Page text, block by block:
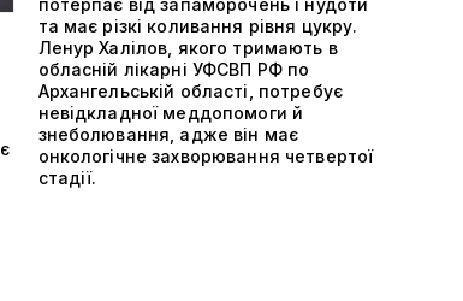
та має різкі коливання рівня цукру.
Ленур Халілов, якого тримають в
обласній лікарні УФСВП РФ по
Архангельській області, потребує
невідкладної меддопомоги й
знеболювання, адже він має
онкологічне захворювання четвертої
стадії.